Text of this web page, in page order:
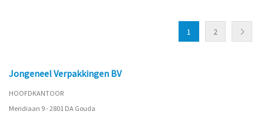
1 2
Jongeneel Verpakkingen BV
HOOFDKANTOOR
Meridiaan 9 - 2801 DA Gouda